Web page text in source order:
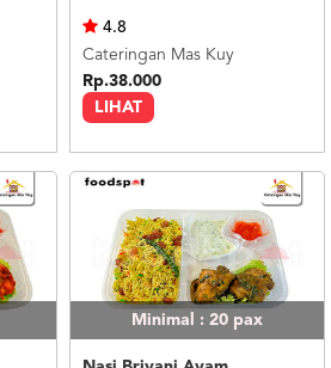
LIHAT
4.8
Cateringan Mas Kuy
Rp.38.000
Minimal : 20 pax